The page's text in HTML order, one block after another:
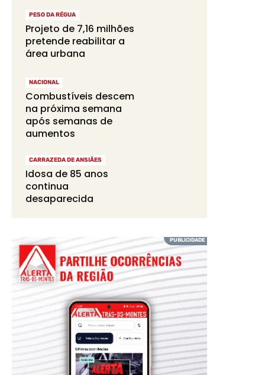
PESO DA RÉGUA
Projeto de 7,16 milhões
pretende reabilitar a
área urbana
NACIONAL
Combustíveis descem
na próxima semana
após semanas de
aumentos
CARRAZEDA DE ANSIÃES
Idosa de 85 anos
continua
desaparecida